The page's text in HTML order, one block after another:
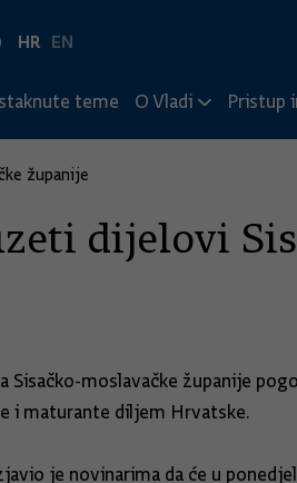
HR EN
teme O Vladi Pristup
županije
dijelovi
moslavačke županije
i maturante diljem Hrvatske.
je novinarima da će u